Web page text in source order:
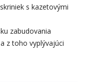
s kazetovými
zabudovania
z toho vyplývajúci